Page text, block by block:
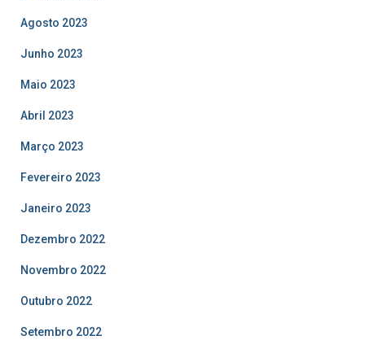
Agosto 2023
Junho 2023
Maio 2023
Abril 2023
Março 2023
Fevereiro 2023
Janeiro 2023
Dezembro 2022
Novembro 2022
Outubro 2022
Setembro 2022